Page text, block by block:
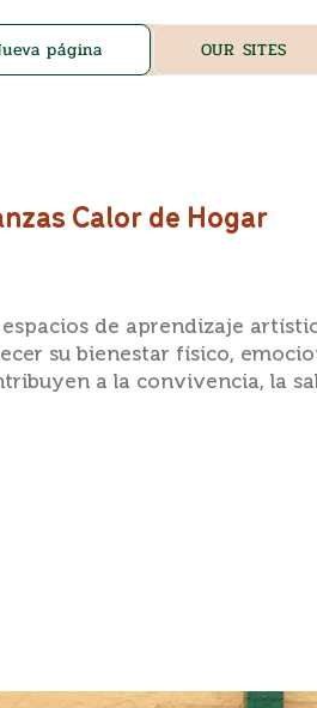
página OUR SITES
Calor de Hogar
de aprendizaje
su bienestar físico,
a la convivencia, la